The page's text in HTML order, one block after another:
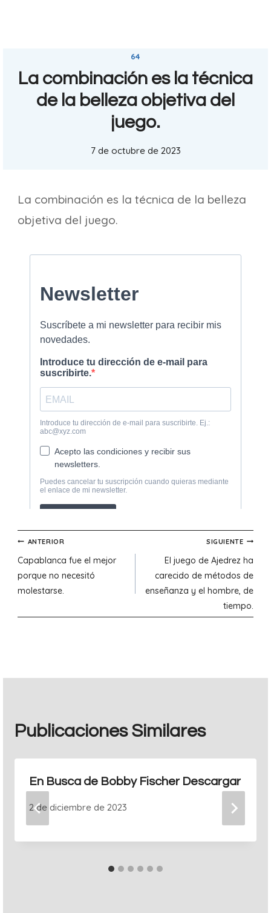
64
La combinación es la técnica
de la belleza objetiva del
juego.
7 de octubre de 2023
La combinación es la técnica de la belleza
objetiva del juego.
Navegación
de
entradas
ANTERIOR
Capablanca fue el mejor
porque no necesitó
molestarse.
SIGUIENTE
El juego de Ajedrez ha
carecido de métodos de
enseñanza y el hombre, de
tiempo.
Publicaciones Similares
En Busca de Bobby Fischer Descargar
2 de diciembre de 2023